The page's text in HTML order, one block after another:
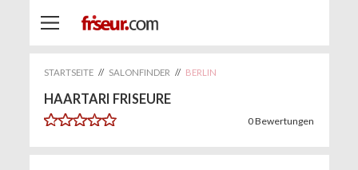
STARTSEITE // SALONFINDER // BERLIN
HAARTARI FRISEURE
0Bewertungen